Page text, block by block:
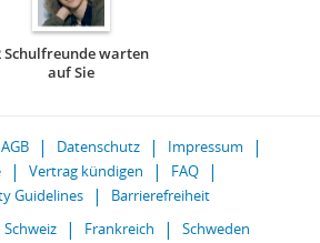
Schulfreunde warten
auf Sie
AGB Datenschutz
Impressum
Vertrag kündigen
FAQ
Guidelines
Barrierefreiheit
Schweiz Frankreich Schweden